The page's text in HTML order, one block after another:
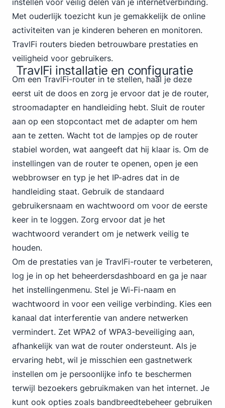
instellen voor veilig delen van je internetverbinding.
Met ouderlijk toezicht kun je gemakkelijk de online
activiteiten van je kinderen beheren en monitoren.
TravlFi routers bieden betrouwbare prestaties en
veiligheid voor gebruikers.
TravlFi installatie en configuratie
Om een TravlFi-router in te stellen, haal je deze
eerst uit de doos en zorg je ervoor dat je de router,
stroomadapter en handleiding hebt. Sluit de router
aan op een stopcontact met de adapter om hem
aan te zetten. Wacht tot de lampjes op de router
stabiel worden, wat aangeeft dat hij klaar is. Om de
instellingen van de router te openen, open je een
webbrowser en typ je het IP-adres dat in de
handleiding staat. Gebruik de standaard
gebruikersnaam en wachtwoord om voor de eerste
keer in te loggen. Zorg ervoor dat je het
wachtwoord verandert om je netwerk veilig te
houden.
Om de prestaties van je TravlFi-router te verbeteren,
log je in op het beheerdersdashboard en ga je naar
het instellingenmenu. Stel je Wi-Fi-naam en
wachtwoord in voor een veilige verbinding. Kies een
kanaal dat interferentie van andere netwerken
vermindert. Zet WPA2 of WPA3-beveiliging aan,
afhankelijk van wat de router ondersteunt. Als je
ervaring hebt, wil je misschien een gastnetwerk
instellen om je persoonlijke info te beschermen
terwijl bezoekers gebruikmaken van het internet. Je
kunt ook opties zoals bandbreedtebeheer gebruiken